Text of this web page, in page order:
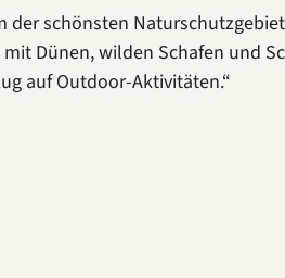
der schönsten
Dünen, wilden Schafen und
auf Outdoor-Aktivitäten.“